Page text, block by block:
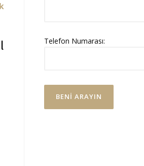
Telefon Numarası: